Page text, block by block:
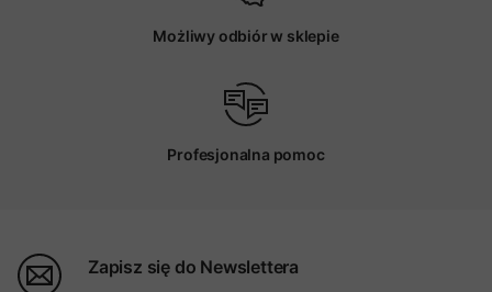
Możliwy odbiór w sklepie
Profesjonalna pomoc
Zapisz się do Newslettera